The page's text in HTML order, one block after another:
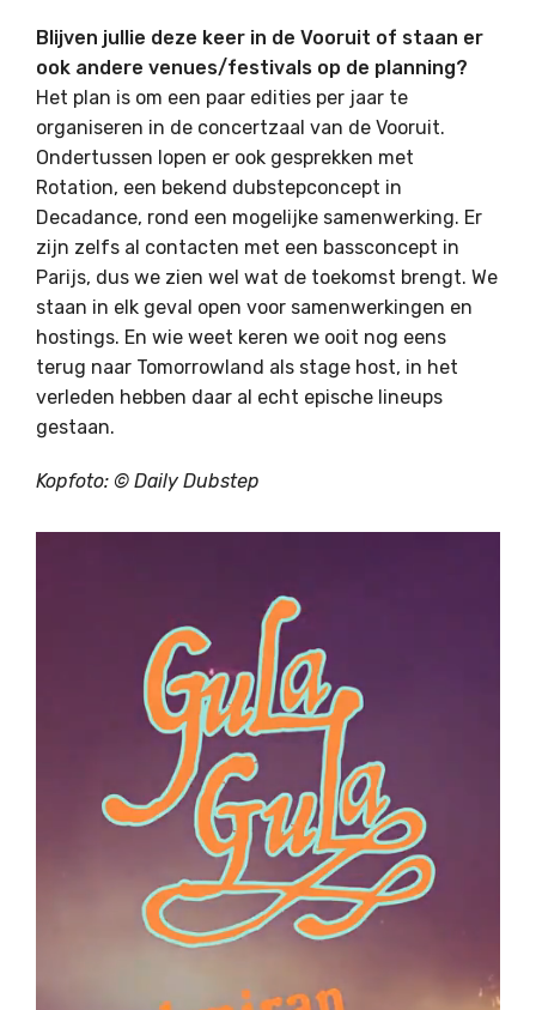
Blijven jullie deze keer in de Vooruit of staan er
ook andere venues/festivals op de planning?
Het plan is om een paar edities per jaar te
organiseren in de concertzaal van de Vooruit.
Ondertussen lopen er ook gesprekken met
Rotation, een bekend dubstepconcept in
Decadance, rond een mogelijke samenwerking. Er
zijn zelfs al contacten met een bassconcept in
Parijs, dus we zien wel wat de toekomst brengt. We
staan in elk geval open voor samenwerkingen en
hostings. En wie weet keren we ooit nog eens
terug naar Tomorrowland als stage host, in het
verleden hebben daar al echt epische lineups
gestaan.
Kopfoto: © Daily Dubstep